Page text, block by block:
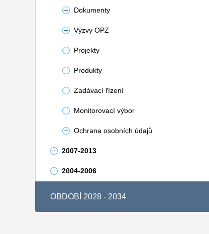
Dokumenty
Výzvy OPZ
Projekty
Produkty
Zadávací řízení
Monitorovací výbor
Ochrana osobních údajů
2007-2013
2004-2006
OBDOBÍ 2028 - 2034